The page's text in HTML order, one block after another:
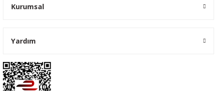
Kurumsal
Yardım